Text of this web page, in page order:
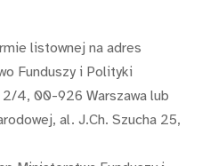
listownej na adres
Funduszy i Polityki
4, 00-926 Warszawa lub
al. J.Ch. Szucha 25,